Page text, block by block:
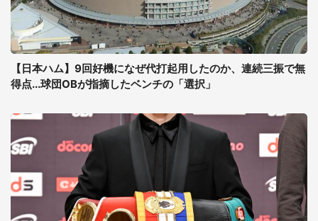
【日本ハム】9回好機になぜ代打起用したのか、連続三振で無
得点...球団OBが指摘したベンチの「選択」